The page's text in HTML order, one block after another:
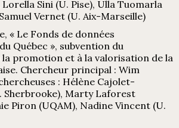
Lorella Sini (U. Pise), Ulla Tuomarla
Vernet (U. Aix-Marseille)
« Le Fonds de données
Québec », subvention du
promotion et à la valorisation de la
Chercheur principal : Wim
: Hélène Cajolet-
Sherbrooke), Marty Laforest
Piron (UQAM), Nadine Vincent (U.